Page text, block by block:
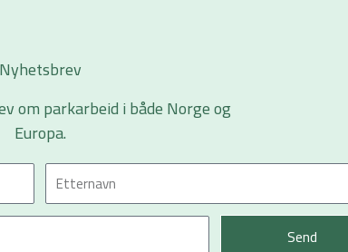
Nyhetsbrev
om parkarbeid i både Norge og
Europa.
Send